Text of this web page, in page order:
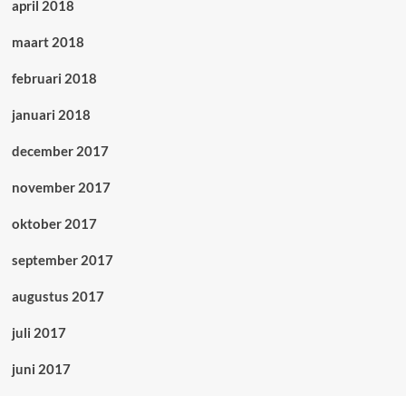
april 2018
maart 2018
februari 2018
januari 2018
december 2017
november 2017
oktober 2017
september 2017
augustus 2017
juli 2017
juni 2017